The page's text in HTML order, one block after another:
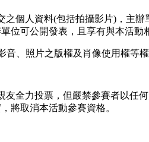
之個人資料(包括拍攝影片)，主
位可公開發表，且享有與本活動
、照片之版權及肖像使用權等權
友全力投票，但嚴禁參賽者以任
將取消本活動參賽資格。